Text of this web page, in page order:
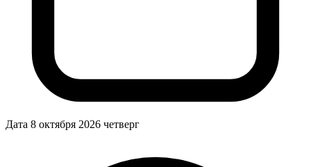
Дата 8 октября 2026 четверг